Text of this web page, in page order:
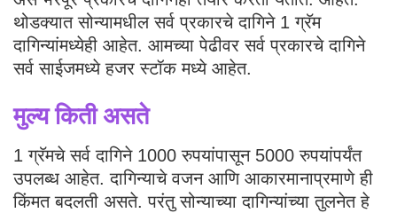
थोडक्यात सोन्यामधील सर्व प्रकारचे दागिने 1 ग्रॅम
दागिन्यांमध्येही आहेत. आमच्या पेढीवर सर्व प्रकारचे दागिने
सर्व साईजमध्ये हजर स्टॉक मध्ये आहेत.
मुल्य किती असते
1 ग्रॅमचे सर्व दागिने 1000 रुपयांपासून 5000 रुपयांपर्यंत
उपलब्ध आहेत. दागिन्याचे वजन आणि आकारमानाप्रमाणे ही
किंमत बदलती असते. परंतु सोन्याच्या दागिन्यांच्या तुलनेत हे